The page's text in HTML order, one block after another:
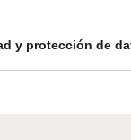
y protección de